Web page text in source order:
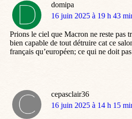
domipa
dit
16 juin 2025 à 19 h 43
Prions le ciel que Macron ne reste pas
bien capable de tout détruire cat ce
français qu’européen; ce qui ne doit
cepasclair36
dit
16 juin 2025 à 14 h 15